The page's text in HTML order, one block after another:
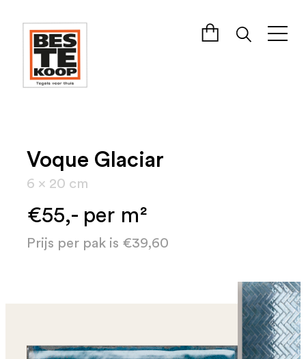
Voque Glaciar
6 x 20 cm
€55,- per m²
Prijs per pak is €39,60